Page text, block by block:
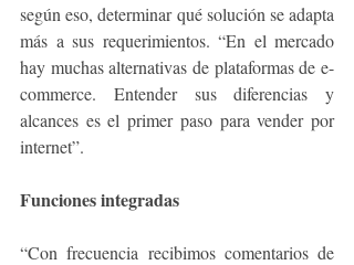
según eso, determinar qué solución se adapta
más a sus requerimientos. “En el mercado
hay muchas alternativas de plataformas de e-
commerce. Entender sus diferencias y
alcances es el primer paso para vender por
internet”.
Funciones integradas
“Con frecuencia recibimos comentarios de